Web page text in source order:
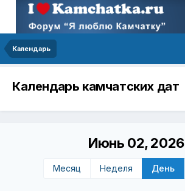
Календарь
Календарь камчатских дат
Июнь 02, 2026
Месяц Неделя День